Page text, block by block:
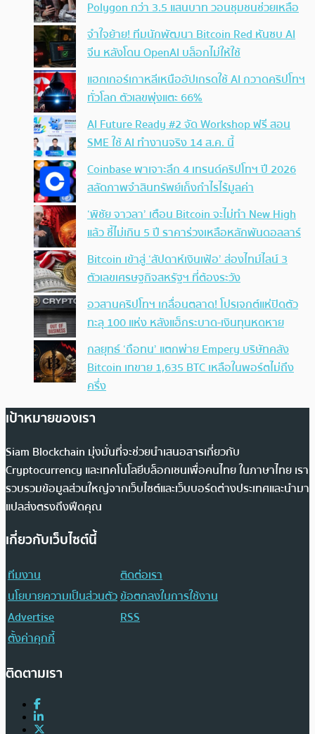
Polygon กว่า 3.5 แสนบาท วอนชุมชนช่วยเหลือ
จำใจย้าย! ทีมนักพัฒนา Bitcoin Red หันซบ AI
จีน หลังโดน OpenAI บล็อกไม่ให้ใช้
แฮกเกอร์เกาหลีเหนืออัปเกรดใช้ AI กวาดคริปโทฯ
ทั่วโลก ตัวเลขพุ่งแตะ 66%
AI Future Ready #2 จัด Workshop ฟรี สอน
SME ใช้ AI ทำงานจริง 14 ส.ค. นี้
Coinbase พาเจาะลึก 4 เทรนด์คริปโทฯ ปี 2026
สลัดภาพจำสินทรัพย์เก็งกำไรไร้มูลค่า
‘พิชัย จาวลา’ เตือน Bitcoin จะไม่ทำ New High
แล้ว ชี้ไม่เกิน 5 ปี ราคาร่วงเหลือหลักพันดอลลาร์
Bitcoin เข้าสู่ ‘สัปดาห์เงินเฟ้อ’ ส่องไทม์ไลน์ 3
ตัวเลขเศรษฐกิจสหรัฐฯ ที่ต้องระวัง
อวสานคริปโทฯ เกลื่อนตลาด! โปรเจกต์แห่ปิดตัว
ทะลุ 100 แห่ง หลังแฮ็กระบาด-เงินทุนหดหาย
กลยุทธ์ ‘ถือทน’ แตกพ่าย Empery บริษัทคลัง
Bitcoin เทขาย 1,635 BTC เหลือในพอร์ตไม่ถึง
ครึ่ง
เป้าหมายของเรา
Siam Blockchain มุ่งมั่นที่จะช่วยนำเสนอสารเกี่ยวกับ
Cryptocurrency และเทคโนโลยีบล็อกเชนเพื่อคนไทย ในภาษาไทย เรา
รวบรวมข้อมูลส่วนใหญ่จากเว็บไซต์และเว็บบอร์ดต่างประเทศและนำมา
แปลส่งตรงถึงฟีดคุณ
เกี่ยวกับเว็บไซต์นี้
ทีมงาน
ติดต่อเรา
นโยบายความเป็นส่วนตัวข้อตกลงในการใช้งาน
Advertise
RSS
ตั้งค่าคุกกี้
ติดตามเรา